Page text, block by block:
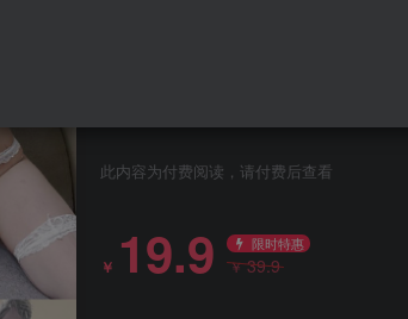
此内容为付费阅读，请付费后查看
￥ 19.9 限时特惠
￥39.9